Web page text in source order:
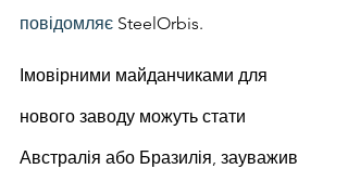
повідомляє SteelOrbis.
Імовірними майданчиками для
нового заводу можуть стати
Австралія або Бразилія, зауважив